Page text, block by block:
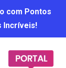
com Pontos
Incríveis!